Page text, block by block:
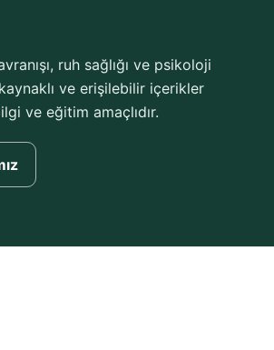
ruh sağlığı ve psikoloji
ve erişilebilir içerikler
ve eğitim amaçlıdır.